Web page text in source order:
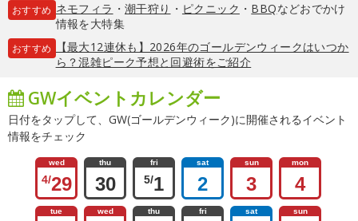
おすすめ ネモフィラ ・ 潮干狩り ・ ピクニック ・ BBQなどおでかけ
情報を大特集
おすすめ
【最大12連休も】2026年のゴールデンウィークはいつか
ら？混雑ピーク予想と回避術をご紹介
GWイベントカレンダー
日付をタップして、GW(ゴールデンウィーク)に開催されるイベント
情報をチェック
wed
4/29
thu
30
fri
5/1
sat
2
sun
3
mon
4
tue wed thu fri sat sun